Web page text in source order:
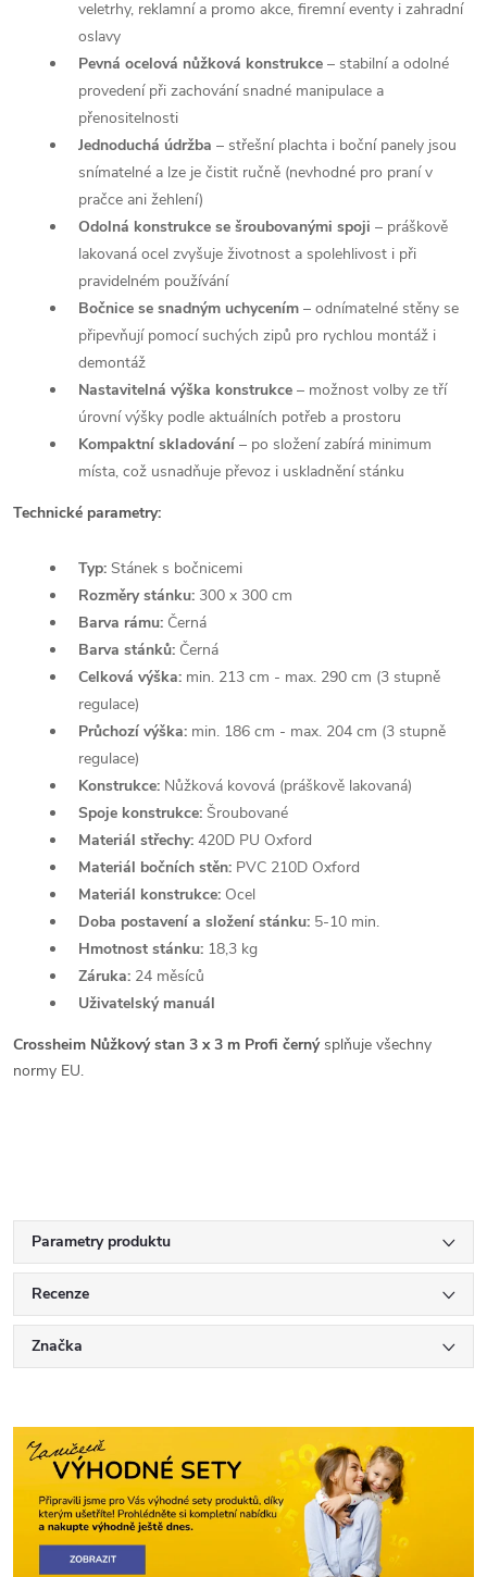
veletrhy, reklamní a promo akce, firemní eventy i zahradní
oslavy
Pevná ocelová nůžková konstrukce – stabilní a odolné
provedení při zachování snadné manipulace a
přenositelnosti
Jednoduchá údržba – střešní plachta i boční panely jsou
snímatelné a lze je čistit ručně (nevhodné pro praní v
pračce ani žehlení)
Odolná konstrukce se šroubovanými spoji – práškově
lakovaná ocel zvyšuje životnost a spolehlivost i při
pravidelném používání
Bočnice se snadným uchycením – odnímatelné stěny se
připevňují pomocí suchých zipů pro rychlou montáž i
demontáž
Nastavitelná výška konstrukce – možnost volby ze tří
úrovní výšky podle aktuálních potřeb a prostoru
Kompaktní skladování – po složení zabírá minimum
místa, což usnadňuje převoz i uskladnění stánku
Technické parametry:
Typ: Stánek s bočnicemi
Rozměry stánku: 300 x 300 cm
Barva rámu: Černá
Barva stánků: Černá
Celková výška: min. 213 cm - max. 290 cm (3 stupně
regulace)
Průchozí výška: min. 186 cm - max. 204 cm (3 stupně
regulace)
Konstrukce: Nůžková kovová (práškově lakovaná)
Spoje konstrukce: Šroubované
Materiál střechy: 420D PU Oxford
Materiál bočních stěn: PVC 210D Oxford
Materiál konstrukce: Ocel
Doba postavení a složení stánku: 5-10 min.
Hmotnost stánku: 18,3 kg
Záruka: 24 měsíců
Uživatelský manuál
Crossheim Nůžkový stan 3 x 3 m Profi černýsplňuje všechny
normy EU.
Parametry produktu
Recenze
Značka